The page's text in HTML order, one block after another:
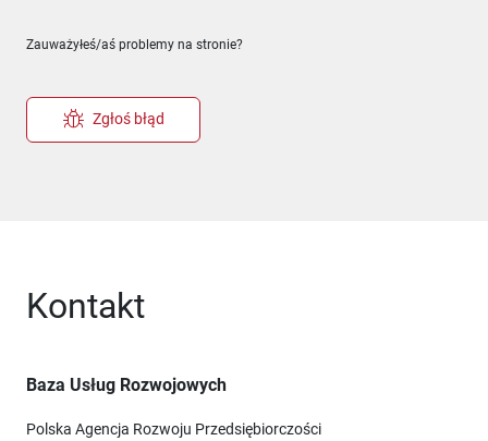
Zauważyłeś/aś problemy na stronie?
Zgłoś błąd
Kontakt
Baza Usług Rozwojowych
Polska Agencja Rozwoju Przedsiębiorczości